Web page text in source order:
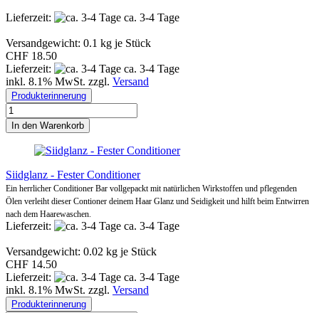
Lieferzeit: ca. 3-4 Tage
Versandgewicht: 0.1 kg je Stück
CHF 18.50
Lieferzeit:
ca. 3-4 Tage
inkl. 8.1% MwSt. zzgl. Versand
Produkterinnerung
In den Warenkorb
Siidglanz - Fester Conditioner
Ein herrlicher Conditioner Bar vollgepackt mit natürlichen Wirkstoffen und pflegenden
Ölen verleiht dieser Contioner deinem Haar Glanz und Seidigkeit und hilft beim Entwirren
nach dem Haarewaschen.
Lieferzeit: ca. 3-4 Tage
Versandgewicht: 0.02 kg je Stück
CHF 14.50
Lieferzeit:
ca. 3-4 Tage
inkl. 8.1% MwSt. zzgl. Versand
Produkterinnerung